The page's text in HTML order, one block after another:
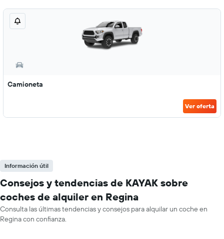
Camioneta
Ver oferta
Información útil
Consejos y tendencias de KAYAK sobre
coches de alquiler en Regina
Consulta las últimas tendencias y consejos para alquilar un coche en
Regina con confianza.